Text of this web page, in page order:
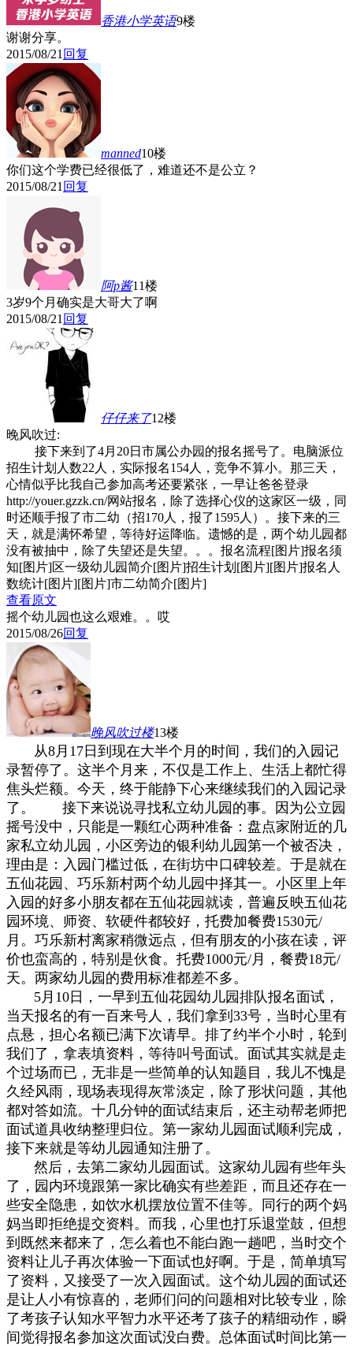
香港小学英语9楼
谢谢分享。
2015/08/21 回复
manned10楼
你们这个学费已经很低了，难道还不是公立？
2015/08/21 回复
阿p酱11楼
3岁9个月确实是大哥大了啊
2015/08/21 回复
仔仔来了12楼
晚风吹过:
接下来到了4月20日市属公办园的报名摇号了。电脑派位
招生计划人数22人，实际报名154人，竞争不算小。那三天，
心情似乎比我自己参加高考还要紧张，一早让爸爸登录
http://youer.gzzk.cn/网站报名，除了选择心仪的这家区一级，同
时还顺手报了市二幼（招170人，报了1595人）。接下来的三
天，就是满怀希望，等待好运降临。遗憾的是，两个幼儿园都
没有被抽中，除了失望还是失望。。。报名流程[图片]报名须
知[图片]区一级幼儿园简介[图片]招生计划[图片][图片]报名人
数统计[图片][图片]市二幼简介[图片]
查看原文
摇个幼儿园也这么艰难。。哎
2015/08/26回复
晚风吹过楼13楼
从8月17日到现在大半个月的时间，我们的入园记
录暂停了。这半个月来，不仅是工作上、生活上都忙得
焦头烂额。今天，终于能静下心来继续我们的入园记录
了。
接下来说说寻找私立幼儿园的事。因为公立园
摇号没中， 只能是一颗红心两种准备：盘点家附近的几
家私立幼儿园，小区旁边的银利幼儿园 第一个被否决，
理由是：入园门槛过低，在街坊中口碑较差。于是就在
五仙花园、巧乐新村两个幼儿园中择其一。小区里上年
入园的好多小朋友都在五仙花园就读，普遍反映五仙花
园环境、师资、软硬件都较好，托费加餐费1530元/
月。巧乐新村离家稍微远点，但有朋友的小孩在读，评
价也蛮高的，特别是伙食。托费1000元/月，餐费18元/
天。两家幼儿园的费用标准都差不多。
5月10日，一早到五仙花园幼儿园排队报名面试，
当天报名的有一百来号人，我们拿到33号，当时心里有
点悬，担心名额已满下次请早。排了约半个小时，轮到
我们了，拿表填资料，等待叫号面试。面试其实就是走
个过场而已，无非是一些简单的认知题目，我儿不愧是
久经风雨，现场表现得灰常淡定，除了形状问题，其他
都对答如流。十几分钟的面试结束后，还主动帮老师把
面试道具收纳整理归位。第一家幼儿园 面试顺利完成，
接下来就是等幼儿园通知注册了。
然后，去第二家幼儿园面试。这家幼儿园有些年头
了，园内环境跟第一家比确实有些差距，而且还存在一
些安全隐患，如饮水机摆放位置不佳等。同行的两个妈
妈当即拒绝提交资料。而我，心里也打乐退堂鼓，但想
到既然来都来了，怎么着也不能白跑一趟吧，当时交个
资料让儿子再次体验一下面试也好啊。于是，简单填写
了资料，又接受了一次入园面试。这个幼儿园的面试还
是让人小有惊喜的，老师们问的问题相对比较专业，除
了考孩子认知水平智力水平还考了孩子的精细动作，瞬
间觉得报名参加这次面试没白费。总体面试时间比第一